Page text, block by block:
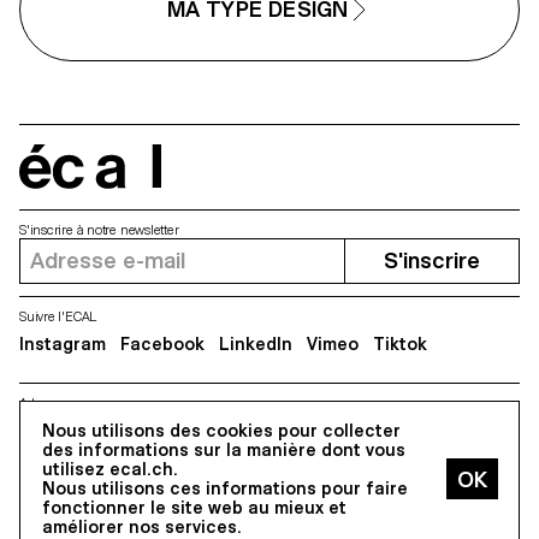
designers Scinema (Leidy Karina
Gómez Montoya et Tonda
Budszus), Gradual étend le
rapport au monde.
individuellement, privilégiant la
texture globale de chaque
allant à l’encontre de la flexibilité
illimité du numérique.
MA TYPE DESIGN
Nous utilisons des cookies pour collecter
des informations sur la manière dont vous
utilisez ecal.ch.
Nous utilisons ces informations pour faire
fonctionner le site web au mieux et
améliorer nos services.
Adresse
5, avenue du Temple, CH-1020 Renens
S'inscrire à notre newsletter
S'inscrire
Suivre l'ECAL
Instagram Facebook LinkedIn Vimeo Tiktok
Tous droits réservés @2026
Contact Impressum Hub Presse